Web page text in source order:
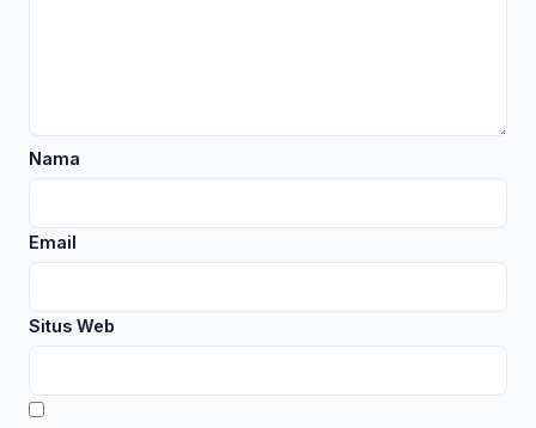
Nama
Email
Situs Web